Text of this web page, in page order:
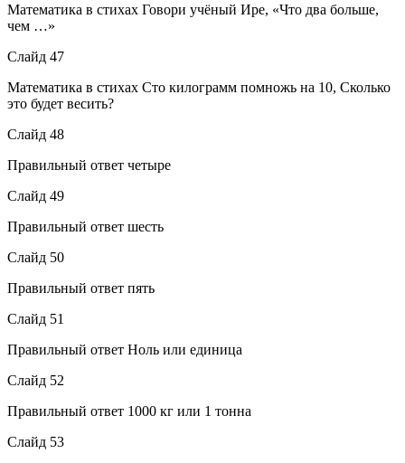
Математика в стихах Говори учёный Ире, «Что два больше,
чем …»
Слайд 47
Математика в стихах Сто килограмм помножь на 10, Сколько
это будет весить?
Слайд 48
Правильный ответ четыре
Слайд 49
Правильный ответ шесть
Слайд 50
Правильный ответ пять
Слайд 51
Правильный ответ Ноль или единица
Слайд 52
Правильный ответ 1000 кг или 1 тонна
Слайд 53